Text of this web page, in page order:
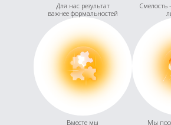
Для нас результат
важнее формальностей
Вместе мы
Мы